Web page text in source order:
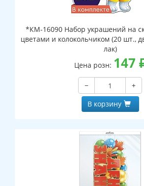
*КМ-16090 Набор украшений на
цветами и колокольчиком (20 шт.,
лак)
Цена розн: 147
−
+
В корзину